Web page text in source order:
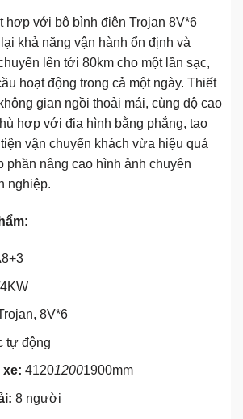
hợp với bộ bình điện Trojan 8V*6
khả năng vận hành ổn định và
lên tới 80km cho một lần sạc,
hoạt động trong cả một ngày. Thiết
gian ngồi thoải mái, cùng độ cao
hợp với địa hình bằng phẳng, tạo
vận chuyển khách vừa hiệu quả
phần nâng cao hình ảnh chuyên
nghiệp.
8V*6
tự động
412012001900mm
8 người